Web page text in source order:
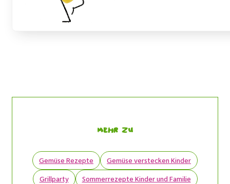
Mehr zu
Gemüse Rezepte
Gemüse verstecken Kinder
Grillparty
Sommerrezepte Kinder und Familie